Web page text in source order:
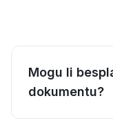
Mogu li
dokumentu?